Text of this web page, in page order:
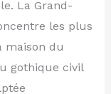
La Grand-
les plus
maison du
gothique civil